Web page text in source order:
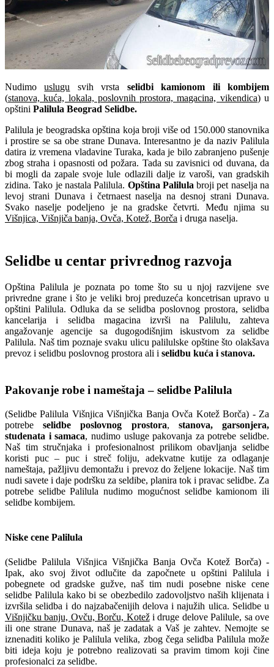
Nudimouslugu svih vrsta selidbi kamionom ili kombijem
(stanova, kuća, lokala, poslovnih prostora, magacina, vikendica) u
opštini Palilula Beograd Selidbe.
Palilula je beogradska opština koja broji više od 150.000 stanovnika
i prostire se sa obe strane Dunava. Interesantno je da naziv Palilula
datira iz vremena vladavine Turaka, kada je bilo zabranjeno pušenje
zbog straha i opasnosti od požara. Tada su zavisnici od duvana, da
bi mogli da zapale svoje lule odlazili dalje iz varoši, van gradskih
zidina. Tako je nastala Palilula. Opština Palilula broji pet naselja na
levoj strani Dunava i četrnaest naselja na desnoj strani Dunava.
Svako naselje podeljeno je na gradske četvrti. Među njima su
Višnjica, Višnjiča banja, Ovča, Kotež, Borča i druga naselja.
Selidbe u centar privrednog razvoja
Opština Palilula je poznata po tome što su u njoj razvijene sve
privredne grane i što je veliki broj preduzeća koncetrisan upravo u
opštini Palilula. Odluka da se selidba poslovnog prostora, selidba
kancelarija i selidba magacina izvrši na Palilulu, zahteva
angažovanje agencije sa dugogodišnjim iskustvom za selidbe
Palilula. Naš tim poznaje svaku ulicu palilulske opštine što olakšava
prevoz i selidbu poslovnog prostora ali i selidbu kuća i stanova.
Pakovanje robe i nameštaja – selidbe Palilula
(Selidbe Palilula Višnjica Višnjička Banja Ovča Kotež Borča) - Za
potrebeselidbe poslovnog prostora, stanova, garsonjera,
studenata i samaca, nudimo usluge pakovanja za potrebe selidbe.
Naš tim stručnjaka i profesionalnost prilikom obavljanja selidbe
koristi puc – puc i streč foliju, adekvatne kutije za odlaganje
nameštaja, pažljivu demontažu i prevoz do željene lokacije. Naš tim
nudi savete i daje podršku za seldibe, planira tok i pravac selidbe. Za
potrebe selidbe Palilula nudimo mogućnost selidbe kamionom ili
selidbe kombijem.
Niske cene Palilula
(Selidbe Palilula Višnjica Višnjička Banja Ovča Kotež Borča) -
Ipak, ako svoj život odlučite da započnete u opštini Palilula i
pobegnete od gradske gužve, naš tim nudi posebne niske cene
selidbe Palilula kako bi se obezbedilo zadovoljstvo naših klijenata i
izvršila selidba i do najzabačenijih delova i najužih ulica. Selidbe u
Višnjičku banju, Ovču, Borču, Koteži druge delove Palilule, sa ove
ili one strane Dunava, naš je zadatak a Vaš je zahtev. Nemojte se
iznenaditi koliko je Palilula velika, zbog čega selidba Palilula može
biti ideja koju je potrebno realizovati sa pravim timom koji čine
profesionalci za selidbe.